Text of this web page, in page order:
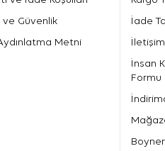
ve Güvenlik
Metni
İade
İletişim
İnsan
Formu